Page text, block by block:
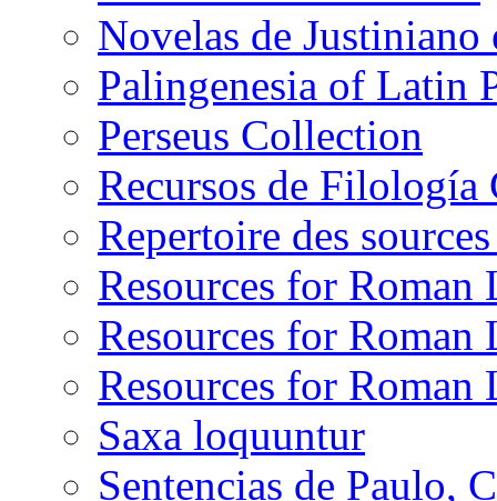
Novelas de Justiniano
Palingenesia of Latin
Perseus Collection
Recursos de Filología
Repertoire des
Resources for Roman
Resources for
Resources for
Saxa loquuntur
Sentencias de Paulo,